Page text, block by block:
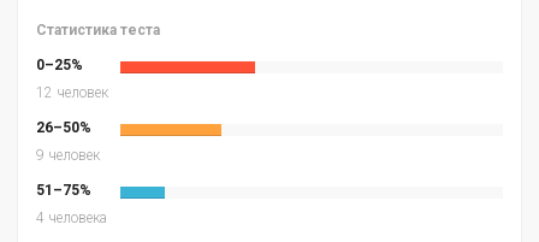
Статистика теста
0–25%
12 человек
26–50%
9 человек
51–75%
4 человека